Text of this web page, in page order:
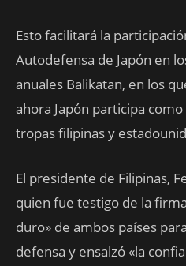
Esto facilitará la
Autodefensa de Japón en
anuales Balikatan, en los
ahora Japón participa
tropas filipinas y
El presidente de Filipinas,
quien fue testigo de la
duro» de ambos países
defensa y ensalzó «la